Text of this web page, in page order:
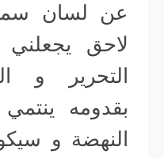
عن لسان
لاحق
التحرير و
بقدومه
النهضة و